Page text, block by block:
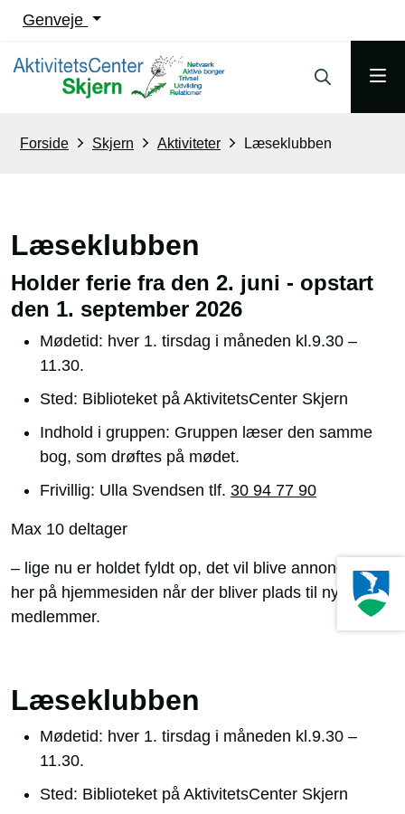
Genveje
Forside Skjern Aktiviteter Læseklubben
Læseklubben
Holder ferie fra den 2. juni - opstart
den 1. september 2026
Mødetid: hver 1. tirsdag i måneden kl.9.30 –
11.30.
Sted: Biblioteket på AktivitetsCenter Skjern
Indhold i gruppen: Gruppen læser den samme
bog, som drøftes på mødet.
Frivillig: Ulla Svendsen tlf. 30 94 77 90
Max 10 deltager
– lige nu er holdet fyldt op, det vil blive annonceret
her på hjemmesiden når der bliver plads til nye
medlemmer.
Læseklubben
Mødetid: hver 1. tirsdag i måneden kl.9.30 –
11.30.
Sted: Biblioteket på AktivitetsCenter Skjern